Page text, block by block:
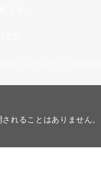
れることはありません。